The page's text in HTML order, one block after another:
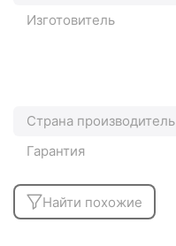
Изготовитель
Страна производитель
Гарантия
Найти похожие